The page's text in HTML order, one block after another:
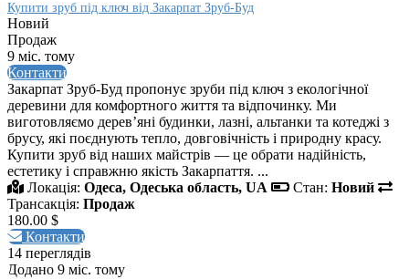
Купити зруб під ключ від Закарпат Зруб-Буд
Новий
Продаж
9 міс. тому
Контакти
Закарпат Зруб-Буд пропонує зруби під ключ з екологічної
деревини для комфортного життя та відпочинку. Ми
виготовляємо дерев’яні будинки, лазні, альтанки та котеджі з
брусу, які поєднують тепло, довговічність і природну красу.
Купити зруб від наших майстрів — це обрати надійність,
естетику і справжню якість Закарпаття. ...
Локація: Одеса, Одеська область, UA Стан: Новий
Трансакція: Продаж
180.00 $
Контакти
14 переглядів
Додано 9 міс. тому